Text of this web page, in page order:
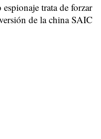
trata de forzar
de la china SAIC